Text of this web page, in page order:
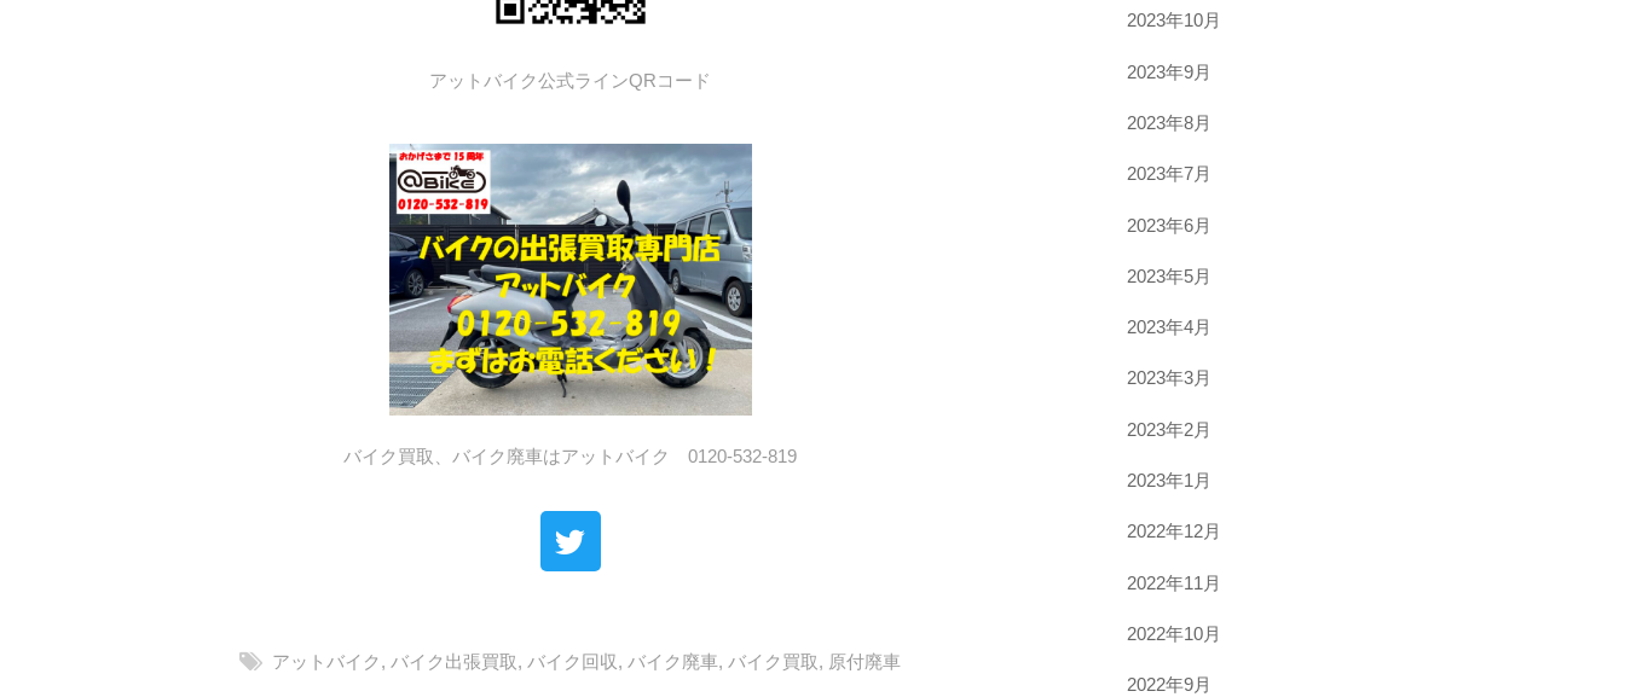
アットバイク公式ラインQRコード
バイク買取、バイク廃車はアットバイク 0120-532-819
アットバイク , バイク出張買取, バイク回収, バイク廃車, バイク買取, 原付廃車
2023年10月
2023年9月
2023年8月
2023年7月
2023年6月
2023年5月
2023年4月
2023年3月
2023年2月
2023年1月
2022年12月
2022年11月
2022年10月
2022年9月